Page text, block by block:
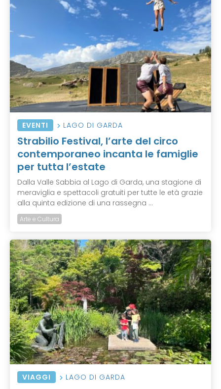
EVENTI LAGO DI GARDA
Strabilio Festival, l’arte del circo
contemporaneo incanta le famiglie
per tutta l’estate
Dalla Valle Sabbia al Lago di Garda, una stagione di
meraviglia e spettacoli gratuiti per tutte le età grazie
alla quinta edizione di una rassegna ...
Arte e Cultura
VIAGGI LAGO DI GARDA